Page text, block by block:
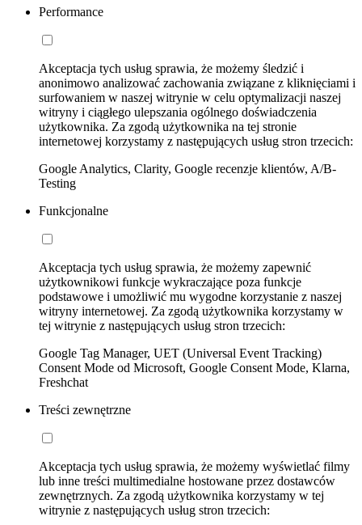
Performance
Akceptacja tych usług sprawia, że możemy śledzić i
anonimowo analizować zachowania związane z kliknięciami i
surfowaniem w naszej witrynie w celu optymalizacji naszej
witryny i ciągłego ulepszania ogólnego doświadczenia
użytkownika. Za zgodą użytkownika na tej stronie
internetowej korzystamy z następujących usług stron trzecich:
Google Analytics, Clarity, Google recenzje klientów, A/B-
Testing
Funkcjonalne
Akceptacja tych usług sprawia, że możemy zapewnić
użytkownikowi funkcje wykraczające poza funkcje
podstawowe i umożliwić mu wygodne korzystanie z naszej
witryny internetowej. Za zgodą użytkownika korzystamy w
tej witrynie z następujących usług stron trzecich:
Google Tag Manager, UET (Universal Event Tracking)
Consent Mode od Microsoft, Google Consent Mode, Klarna,
Freshchat
Treści zewnętrzne
Akceptacja tych usług sprawia, że możemy wyświetlać filmy
lub inne treści multimedialne hostowane przez dostawców
zewnętrznych. Za zgodą użytkownika korzystamy w tej
witrynie z następujących usług stron trzecich: